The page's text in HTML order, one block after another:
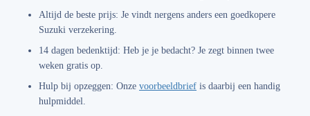
Altijd de beste prijs: Je vindt nergens anders een goedkopere
Suzuki verzekering.
14 dagen bedenktijd: Heb je je bedacht? Je zegt binnen twee
weken gratis op.
Hulp bij opzeggen: Onze voorbeeldbrief is daarbij een handig
hulpmiddel.